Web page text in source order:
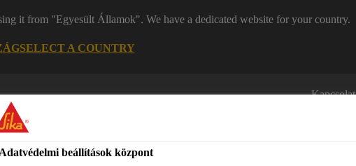
it from "Egyesült Államok". We have a dedicated website for your country.
SELECT A COUNTRY
Kapcsolat
Adatvédelmi beállítások központ